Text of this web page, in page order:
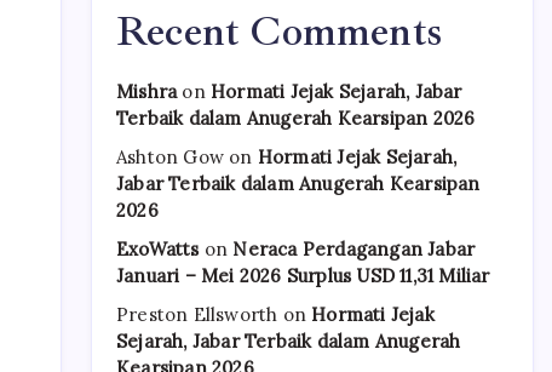
Recent Comments
Mishraon Hormati Jejak Sejarah, Jabar
Terbaik dalam Anugerah Kearsipan 2026
Ashton Gow on Hormati Jejak Sejarah,
Jabar Terbaik dalam Anugerah Kearsipan
2026
ExoWattson Neraca Perdagangan Jabar
Januari – Mei 2026 Surplus USD 11,31 Miliar
Preston Ellsworth on Hormati Jejak
Sejarah, Jabar Terbaik dalam Anugerah